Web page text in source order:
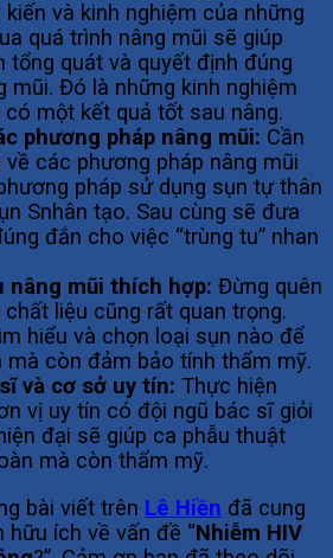
và kinh nghiệm của những
quá trình nâng mũi sẽ giúp
tổng quát và quyết định đúng
mũi. Đó là những kinh nghiệm
có một kết quả tốt sau nâng.
phương pháp nâng mũi: Cần
về các phương pháp nâng mũi
pháp sử dụng sụn tự thân
Snhân tạo. Sau cùng sẽ đưa
đắn cho việc “trùng tu” nhan
nâng mũi thích hợp: Đừng quên
liệu cũng rất quan trọng.
hiểu và chọn loại sụn nào để
mà còn đảm bảo tính thẩm mỹ.
và cơ sở uy tín: Thực hiện
vị uy tín có đội ngũ bác sĩ giỏi
đại sẽ giúp ca phẫu thuật
mà còn thẩm mỹ.
bài viết trên Lê Hiền đã cung
ích về vấn đề “Nhiễm HIV